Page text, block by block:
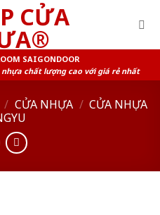
SAIGONDOOR
chất lượng cao với giá rẻ nhất
/ CỬA NHỰA / CỬA NHỰA